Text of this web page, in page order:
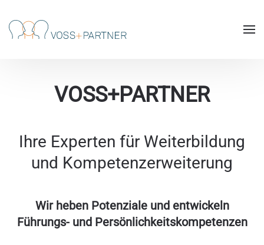
Skip to main content
VOSS+PARTNER
Ihre Experten für Weiterbildung
und Kompetenzerweiterung
Wir heben Potenziale und entwickeln
Führungs- und Persönlichkeitskompetenzen